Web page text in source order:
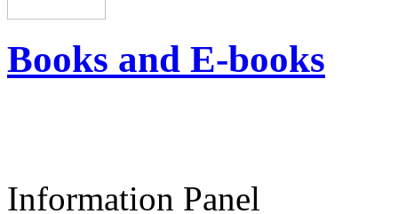
Books and E-books
Information Panel